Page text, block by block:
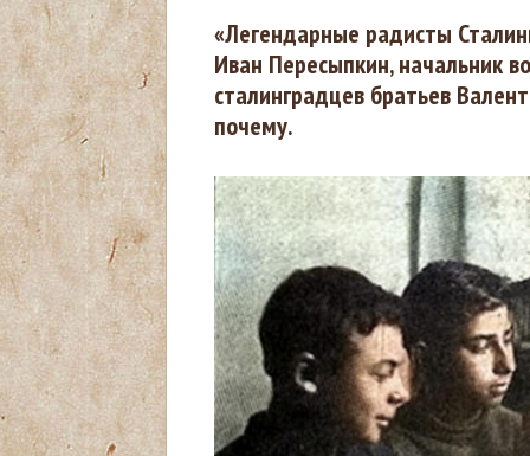
В
ы
з
д
е
с
ь
«Легендарные радисты
Иван Пересыпкин, начальник
сталинградцев братьев
почему.